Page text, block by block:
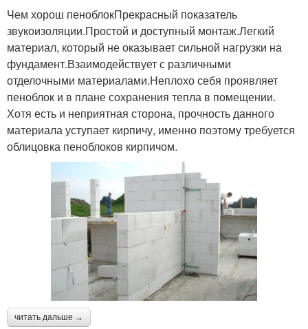
Чем хорош пеноблокПрекрасный показатель
звукоизоляции.Простой и доступный монтаж.Легкий
материал, который не оказывает сильной нагрузки на
фундамент.Взаимодействует с различными
отделочными материалами.Неплохо себя проявляет
пеноблок и в плане сохранения тепла в помещении.
Хотя есть и неприятная сторона, прочность данного
материала уступает кирпичу, именно поэтому требуется
облицовка пеноблоков кирпичом.
читать дальше →